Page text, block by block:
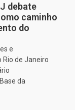
debate
caminho
do
e
Rio de Janeiro
da